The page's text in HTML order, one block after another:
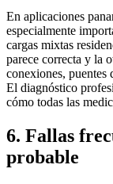
En aplicaciones
especialmente
cargas mixtas
parece correcta y la
conexiones, puentes
El diagnóstico
cómo todas las
6. Fallas
probable